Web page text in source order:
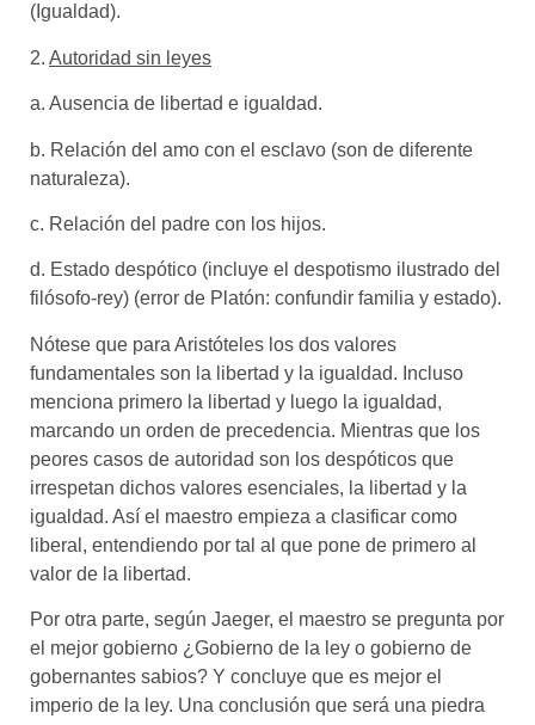
(Igualdad).
2. Autoridad sin leyes
a. Ausencia de libertad e igualdad.
b. Relación del amo con el esclavo (son de diferente
naturaleza).
c. Relación del padre con los hijos.
d. Estado despótico (incluye el despotismo ilustrado del
filósofo-rey) (error de Platón: confundir familia y estado).
Nótese que para Aristóteles los dos valores
fundamentales son la libertad y la igualdad. Incluso
menciona primero la libertad y luego la igualdad,
marcando un orden de precedencia. Mientras que los
peores casos de autoridad son los despóticos que
irrespetan dichos valores esenciales, la libertad y la
igualdad. Así el maestro empieza a clasificar como
liberal, entendiendo por tal al que pone de primero al
valor de la libertad.
Por otra parte, según Jaeger, el maestro se pregunta por
el mejor gobierno ¿Gobierno de la ley o gobierno de
gobernantes sabios? Y concluye que es mejor el
imperio de la ley. Una conclusión que será una piedra